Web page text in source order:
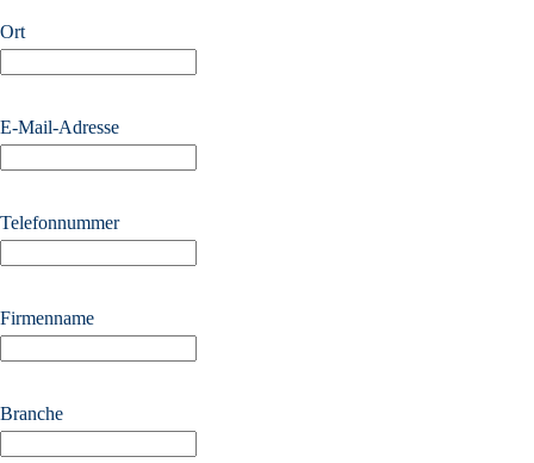
Ort
E-Mail-Adresse
Telefonnummer
Firmenname
Branche